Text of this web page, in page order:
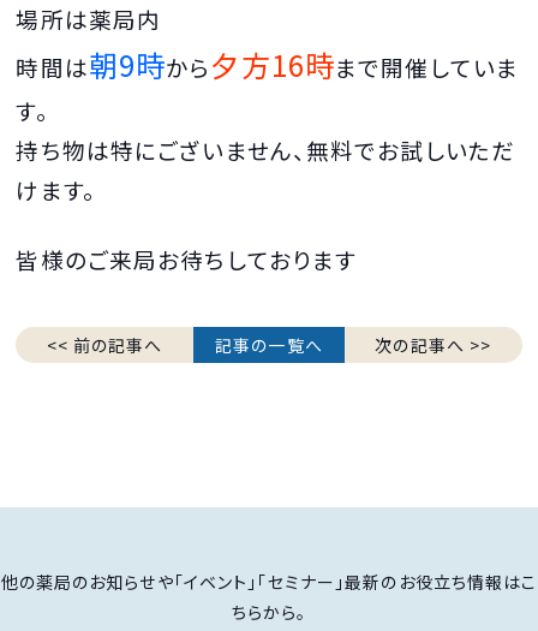
場所は薬局内
時間は朝9時から夕方16時まで開催していま
す。
持ち物は特にございません、無料でお試しいただ
けます。
皆様のご来局お待ちしております
<< 前の記事へ 記事の一覧へ 次の記事へ >>
他の薬局のお知らせや「イベント」「セミナー」最新のお役立ち情報はこ
ちらから。